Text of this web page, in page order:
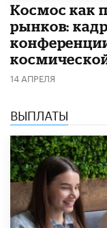
Космос как
рынков:
14 АПРЕЛЯ
ВЫПЛАТЫ